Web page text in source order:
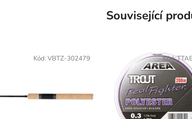
Související
Kód: VBTZ-302479 Kód: